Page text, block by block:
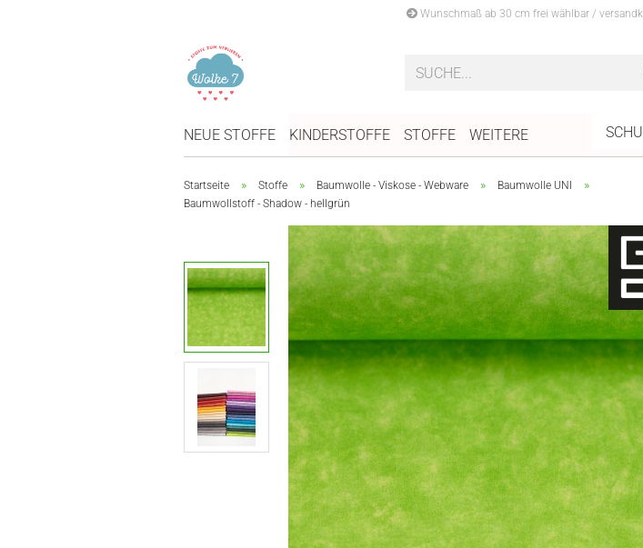
Wunschmaß ab 30 cm frei wählbar /
NEUE STOFFE KINDERSTOFFE STOFFE WEITERE
Startseite » Stoffe » Baumwolle - Viskose - Webware » Baumwolle UNI »
Baumwollstoff - Shadow - hellgrün